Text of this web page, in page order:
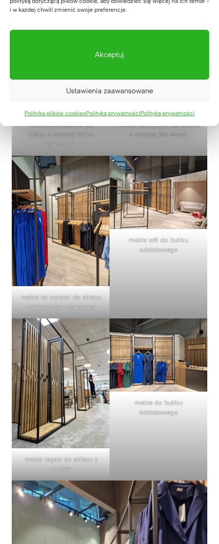
i w każdej chwili zmienić swoje preferencje.
Akceptuj
Ustawienia zaawansowane
Polityka plików cookiesPolityka prywatnościPolityka prywatności
butiku
wieszaki z ubraniami
meble nowoczesne do
butiku z odzieżą Karko
Warszawa
meble na wymiar do sklepu
z odzieżą Warszawa
meble na wymiar do sklepu
odzieżowego Warszawa
meble loft do butiku
odzieżowego
meble regały do sklepu z
odzieżą
meble do butiku
odzieżowego